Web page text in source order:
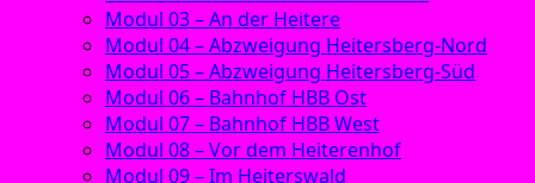
Modul 03 – An der Heitere
Modul 04 – Abzweigung Heitersberg-Nord
Modul 05 – Abzweigung Heitersberg-Süd
Modul 06 – Bahnhof HBB Ost
Modul 07 – Bahnhof HBB West
Modul 08 – Vor dem Heiterenhof
Modul 09 – Im Heiterswald